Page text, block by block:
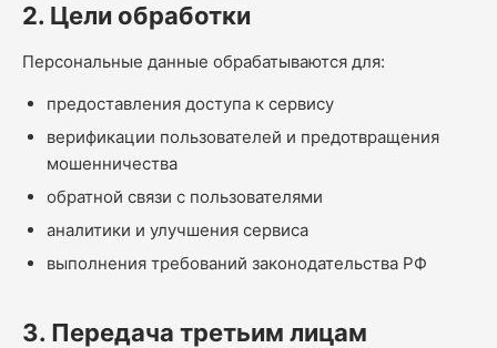
2. Цели обработки
Персональные данные обрабатываются для:
предоставления доступа к сервису
верификации пользователей и предотвращения
мошенничества
обратной связи с пользователями
аналитики и улучшения сервиса
выполнения требований законодательства РФ
3. Передача третьим лицам